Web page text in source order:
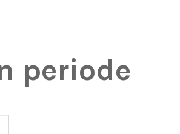
periode